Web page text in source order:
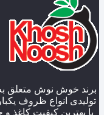
برند خوش نوش متعلق
تولیدی انواع ظروف
با بهترین کیفیت کاغذ